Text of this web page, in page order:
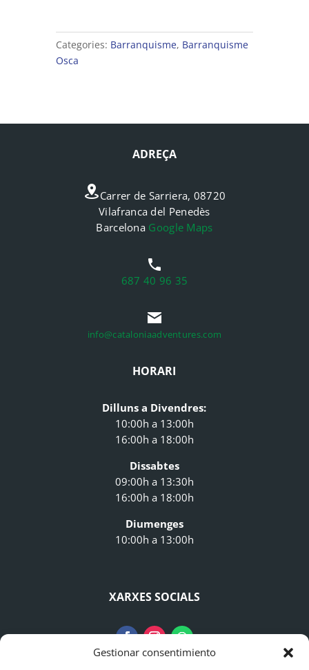
Gestionar consentimiento
Categories: Barranquisme, Barranquisme
Osca
ADREÇA
Carrer de Sarriera, 08720
Vilafranca del Penedès
Barcelona Google Maps
687 40 96 35
info@cataloniaadventures.com
HORARI
Dilluns a Divendres:
10:00h a 13:00h
16:00h a 18:00h
Dissabtes
09:00h a 13:30h
16:00h a 18:00h
Diumenges
10:00h a 13:00h
XARXES SOCIALS